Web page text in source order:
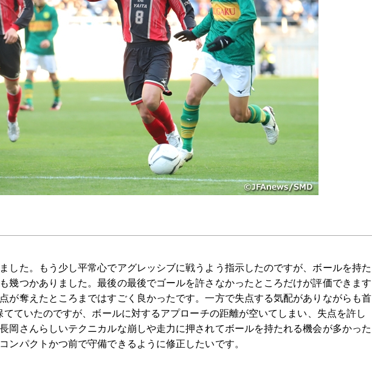
した。もう少し平常心でアグレッシブに戦うよう指示したのですが、ボールを持た
幾つかありました。最後の最後でゴールを許さなかったところだけが評価できます
が奪えたところまではすごく良かったです。一方で失点する気配がありながらも首
ていたのですが、ボールに対するアプローチの距離が空いてしまい、失点を許し
岡さんらしいテクニカルな崩しや走力に押されてボールを持たれる機会が多かった
ンパクトかつ前で守備できるように修正したいです。